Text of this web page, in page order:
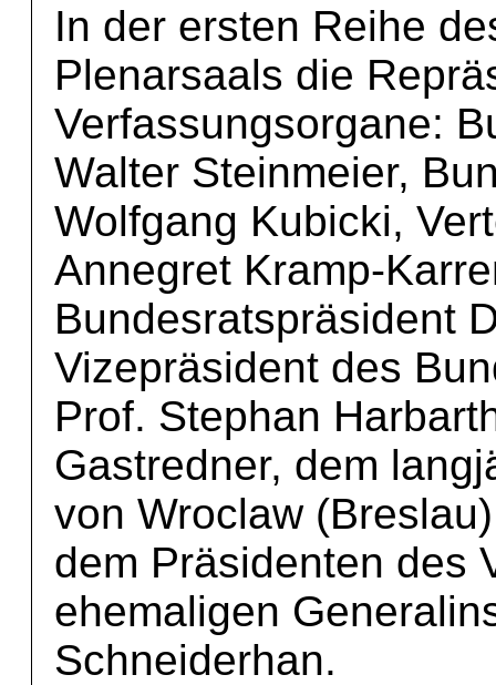
In der ersten Reihe
Plenarsaals die
Verfassungsorgane:
Walter Steinmeier,
Wolfgang Kubicki,
Annegret Kramp-
Bundesratspräsident
Vizepräsident des
Prof. Stephan
Gastredner, dem
von Wroclaw
dem Präsidenten des
ehemaligen
Schneiderhan.